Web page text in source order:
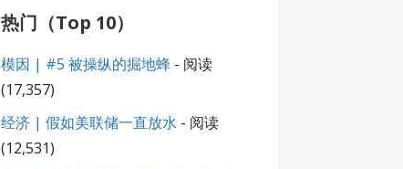
热门（Top 10）
模因 | #5 被操纵的掘地蜂- 阅读
(17,357)
经济 | 假如美联储一直放水 - 阅读
(12,531)